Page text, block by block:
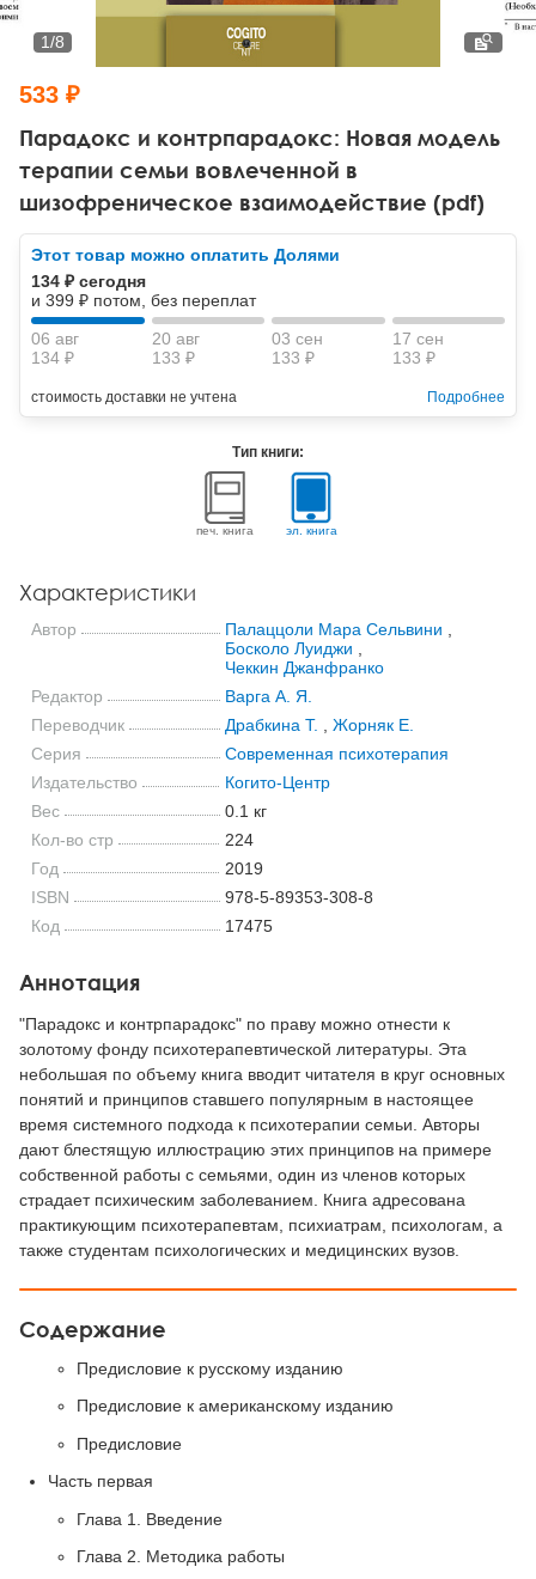
Тревожные расстройства, панические атаки
Психодрама
Другие направления психотерапии
Классический, эриксоновский гипноз и НЛП
НЛП
Психология труда и эргономика
Социальная психология
Социальная и организационная психология
Классический и юнгианский психоанализ
Парадокс и контрпарадокс: Новая модель
терапии семьи вовлеченной в
шизофреническое взаимодействие (pdf)
1/8
533 ₽
Этот товар можно оплатить Долями
134 ₽ сегодня
и 399 ₽ потом, без переплат
06 авг
134 ₽
20 авг
133 ₽
03 сен
133 ₽
17 сен
133 ₽
стоимость доставки не учтена Подробнее
Тип книги:
печ. книга эл. книга
Характеристики
Автор Палаццоли Мара Сельвини
Босколо Луиджи
Чеккин Джанфранко
Редактор
Варга А. Я.
Переводчик
Драбкина Т.
Жорняк Е.
Серия
Современная психотерапия
Издательство
Когито-Центр
Вес
0.1 кг
Кол-во стр
224
Год
2019
ISBN
978-5-89353-308-8
Код
17475
Аннотация
"Парадокс и контрпарадокс" по праву можно отнести к
золотому фонду психотерапевтической литературы. Эта
небольшая по объему книга вводит читателя в круг основных
понятий и принципов ставшего популярным в настоящее
время системного подхода к психотерапии семьи. Авторы
дают блестящую иллюстрацию этих принципов на примере
собственной работы с семьями, один из членов которых
страдает психическим заболеванием. Книга адресована
практикующим психотерапевтам, психиатрам, психологам, а
также студентам психологических и медицинских вузов.
Содержание
Предисловие к русскому изданию
Предисловие к американскому изданию
Предисловие
Часть первая
Глава 1. Введение
Глава 2. Методика работы